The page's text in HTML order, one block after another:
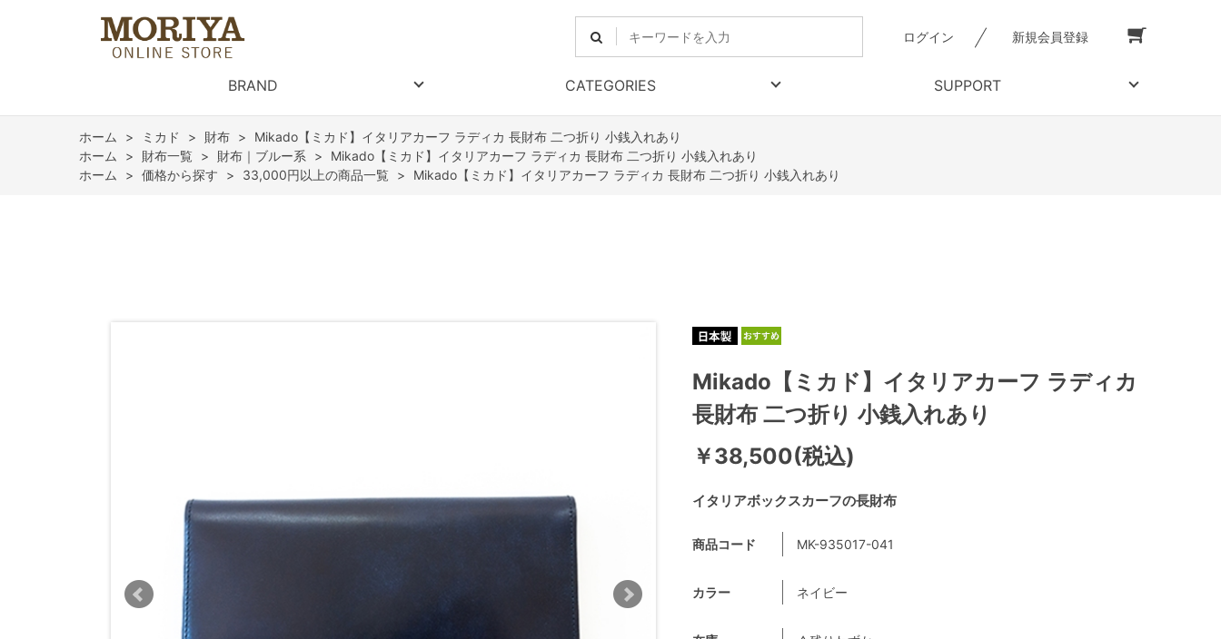
ログイン 新規会員登録
BRAND CATEGORIES SUPPORT
ホーム > ミカド > 財布 >
Mikado【ミカド】イタリアカーフ ラディカ 長財布 二つ折り 小銭入れあり
ホーム
> 財布一覧 > 財布｜ブルー系 >
Mikado【ミカド】イタリアカーフ ラディカ 長財布 二つ折り 小銭入れあり
ホーム
> 価格から探す > 33,000円以上の商品一覧 > Mikado【ミカド】イタリアカーフ ラディカ 長財布 二つ折り 小銭入れあり
イタリアボックスカーフの長財布
Mikado【ミカド】イタリアカーフ ラディカ
長財布 二つ折り 小銭入れあり
￥38,500(税込)
商品コード MK-935017-041
カラー ネイビー